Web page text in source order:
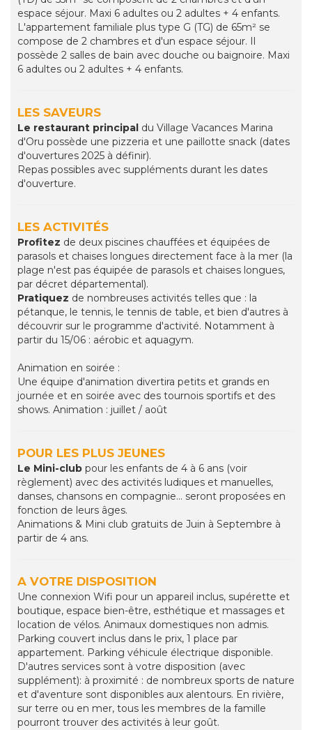
espace séjour. Maxi 6 adultes ou 2 adultes + 4 enfants.
L'appartement familiale plus type G (TG) de 65m² se
compose de 2 chambres et d'un espace séjour. Il
possède 2 salles de bain avec douche ou baignoire. Maxi
6 adultes ou 2 adultes + 4 enfants.
LES SAVEURS
Le restaurant principal du Village Vacances Marina
d'Oru possède une pizzeria et une paillotte snack (dates
d'ouvertures 2025 à définir).
Repas possibles avec suppléments durant les dates
d'ouverture.
LES ACTIVITÉS
Profitez de deux piscines chauffées et équipées de
parasols et chaises longues directement face à la mer (la
plage n'est pas équipée de parasols et chaises longues,
par décret départemental).
Pratiquez de nombreuses activités telles que : la
pétanque, le tennis, le tennis de table, et bien d'autres à
découvrir sur le programme d'activité. Notamment à
partir du 15/06 : aérobic et aquagym.
Animation en soirée :
Une équipe d'animation divertira petits et grands en
journée et en soirée avec des tournois sportifs et des
shows. Animation : juillet / août
POUR LES PLUS JEUNES
Le Mini-club pour les enfants de 4 à 6 ans (voir
règlement) avec des activités ludiques et manuelles,
danses, chansons en compagnie... seront proposées en
fonction de leurs âges.
Animations & Mini club gratuits de Juin à Septembre à
partir de 4 ans.
A VOTRE DISPOSITION
Une connexion Wifi pour un appareil inclus, supérette et
boutique, espace bien-être, esthétique et massages et
location de vélos. Animaux domestiques non admis.
Parking couvert inclus dans le prix, 1 place par
appartement. Parking véhicule électrique disponible.
D'autres services sont à votre disposition (avec
supplément): à proximité : de nombreux sports de nature
et d'aventure sont disponibles aux alentours. En rivière,
sur terre ou en mer, tous les membres de la famille
pourront trouver des activités à leur goût.